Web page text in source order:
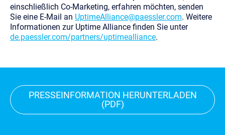
einschließlich Co-Marketing, erfahren möchten, senden
Sie eine E-Mail an UptimeAlliance@paessler.com. Weitere
Informationen zur Uptime Alliance finden Sie unter
de.paessler.com/partners/uptimealliance.
PRESSEINFORMATION HERUNTERLADEN
(PDF)